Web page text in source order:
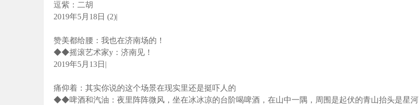
逗紫：二胡
2019年5月18日 (2)|
赞美都给腰：我也在济南场的！
◆◆摇滚艺术家y：济南见！
2019年5月13日|
痛仰着：其实你说的这个场景在现实里还是挺吓人的
◆◆啤酒和汽油：夜里阵阵微风，坐在冰冰凉的台阶喝啤酒，在山中一隅，周围是起伏的青山抬头是星河